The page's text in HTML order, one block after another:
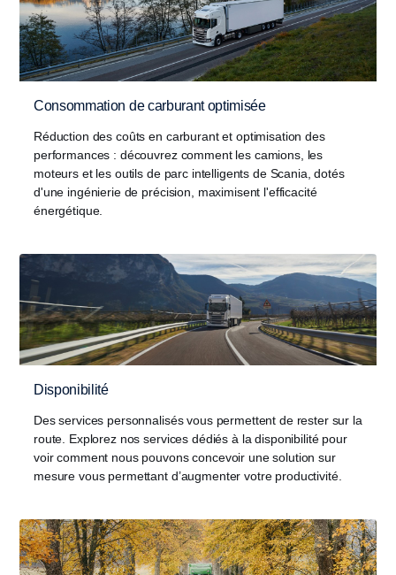
Consommation de carburant optimisée
Réduction des coûts en carburant et optimisation des
performances : découvrez comment les camions, les
moteurs et les outils de parc intelligents de Scania, dotés
d'une ingénierie de précision, maximisent l'efficacité
énergétique.
Disponibilité
Des services personnalisés vous permettent de rester sur la
route. Explorez nos services dédiés à la disponibilité pour
voir comment nous pouvons concevoir une solution sur
mesure vous permettant d’augmenter votre productivité.